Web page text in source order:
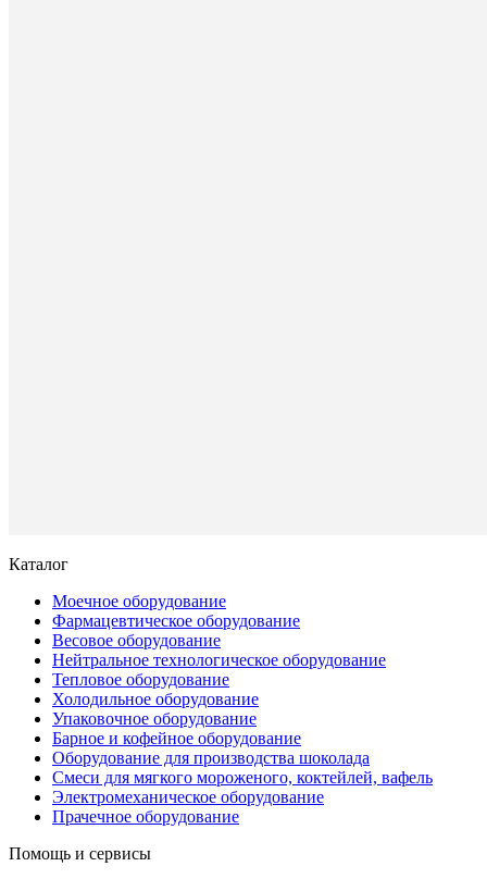
Каталог
Моечное оборудование
Фармацевтическое оборудование
Весовое оборудование
Нейтральное технологическое оборудование
Тепловое оборудование
Холодильное оборудование
Упаковочное оборудование
Барное и кофейное оборудование
Оборудование для производства шоколада
Смеси для мягкого мороженого, коктейлей, вафель
Электромеханическое оборудование
Прачечное оборудование
Помощь и сервисы